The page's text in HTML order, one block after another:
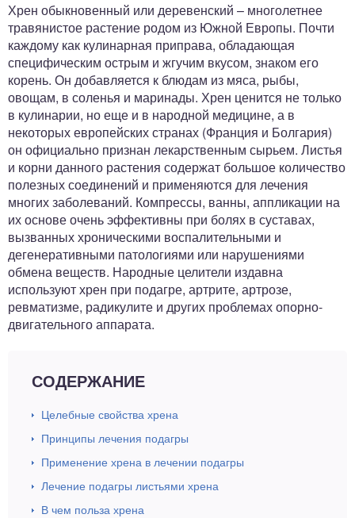
Хрен обыкновенный или деревенский – многолетнее
травянистое растение родом из Южной Европы. Почти
каждому как кулинарная приправа, обладающая
специфическим острым и жгучим вкусом, знаком его
корень. Он добавляется к блюдам из мяса, рыбы,
овощам, в соленья и маринады. Хрен ценится не только
в кулинарии, но еще и в народной медицине, а в
некоторых европейских странах (Франция и Болгария)
он официально признан лекарственным сырьем. Листья
и корни данного растения содержат большое количество
полезных соединений и применяются для лечения
многих заболеваний. Компрессы, ванны, аппликации на
их основе очень эффективны при болях в суставах,
вызванных хроническими воспалительными и
дегенеративными патологиями или нарушениями
обмена веществ. Народные целители издавна
используют хрен при подагре, артрите, артрозе,
ревматизме, радикулите и других проблемах опорно-
двигательного аппарата.
СОДЕРЖАНИЕ
Целебные свойства хрена
Принципы лечения подагры
Применение хрена в лечении подагры
Лечение подагры листьями хрена
В чем польза хрена